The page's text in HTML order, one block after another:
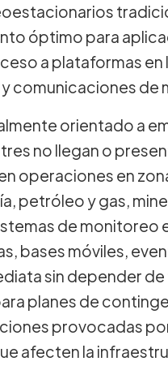
óptimo para
a plataformas en
comunicaciones de
orientado a
no llegan o
operaciones en
petróleo y gas,
de monitoreo
bases móviles,
sin depender
planes de
provocadas
afecten la